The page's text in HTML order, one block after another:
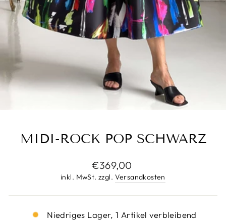
MIDI-ROCK POP SCHWARZ
Normaler
Preis
€369,00
inkl. MwSt. zzgl. Versandkosten
Niedriges Lager, 1 Artikel verbleibend